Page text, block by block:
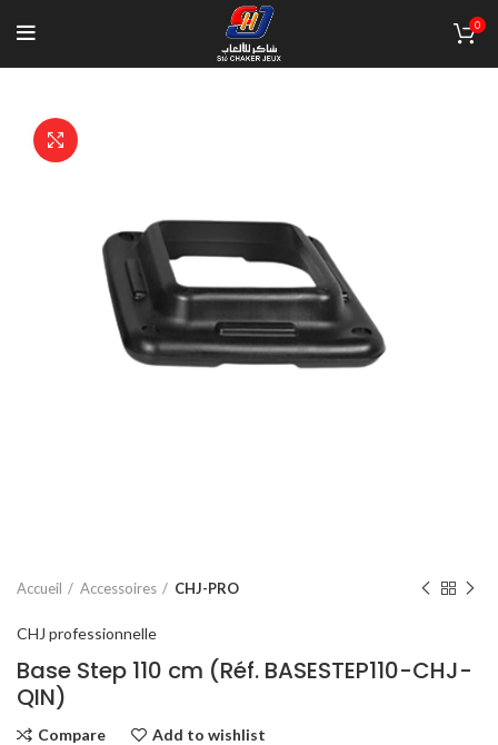
0
Accueil Accessoires CHJ-PRO
CHJ professionnelle
Base Step 110 cm (Réf. BASESTEP110-CHJ-
QIN)
Compare Add to wishlist